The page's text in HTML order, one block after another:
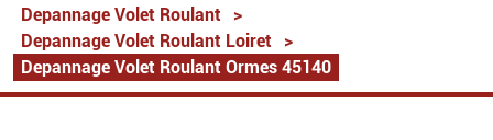
Depannage Volet Roulant
>
Depannage Volet Roulant Loiret
>
Depannage Volet Roulant Ormes 45140